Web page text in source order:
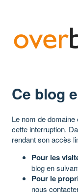
Ce blog
Le nom de domaine
cette interruption.
rendant son accès
Pour les
blog en
Pour le
nous